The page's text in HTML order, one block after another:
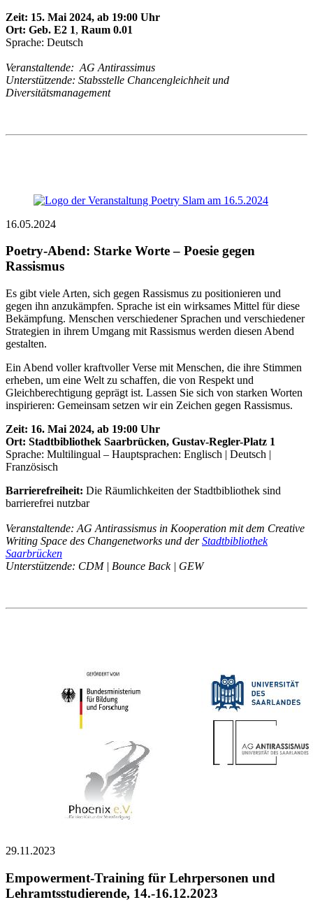
Zeit: 15. Mai 2024, ab 19:00 Uhr
Ort: Geb. E2 1, Raum 0.01
Sprache: Deutsch
Veranstaltende: AG Antirassimus
Unterstützende: Stabsstelle Chancengleichheit und
Diversitätsmanagement
16.05.2024
Poetry-Abend: Starke Worte – Poesie gegen
Rassismus
Es gibt viele Arten, sich gegen Rassismus zu positionieren und
gegen ihn anzukämpfen. Sprache ist ein wirksames Mittel für diese
Bekämpfung. Menschen verschiedener Sprachen und verschiedener
Strategien in ihrem Umgang mit Rassismus werden diesen Abend
gestalten.
Ein Abend voller kraftvoller Verse mit Menschen, die ihre Stimmen
erheben, um eine Welt zu schaffen, die von Respekt und
Gleichberechtigung geprägt ist. Lassen Sie sich von starken Worten
inspirieren: Gemeinsam setzen wir ein Zeichen gegen Rassismus.
Zeit: 16. Mai 2024, ab 19:00 Uhr
Ort: Stadtbibliothek Saarbrücken, Gustav-Regler-Platz 1
Sprache: Multilingual – Hauptsprachen: Englisch | Deutsch |
Französisch
Barrierefreiheit: Die Räumlichkeiten der Stadtbibliothek sind
barrierefrei nutzbar
Veranstaltende: AG Antirassismus in Kooperation mit dem Creative
Writing Space des Changenetworks und derStadtbibliothek
Saarbrücken
Unterstützende: CDM | Bounce Back | GEW
29.11.2023
Empowerment-Training für Lehrpersonen und
Lehramtsstudierende, 14.-16.12.2023